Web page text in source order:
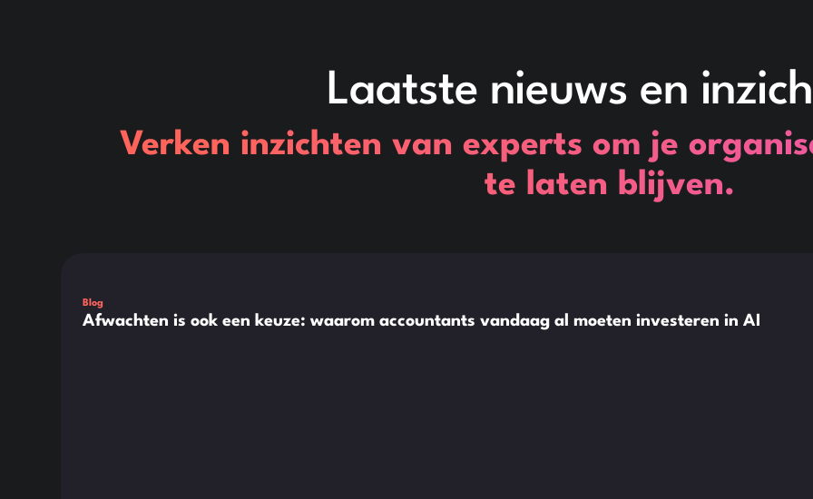
Laatste nieuws en
Verken inzichten van experts om je
te laten blijven.
Blog
Afwachten is ook een keuze: waarom accountants vandaag al moeten investeren in AI